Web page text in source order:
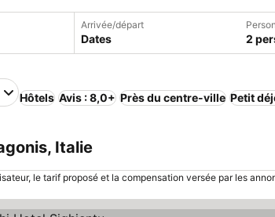
Arrivée/départ
Dates 2
Hôtels Avis : 8,0+ Près du centre-ville Petit
Italie
le tarif proposé et la compensation versée par les